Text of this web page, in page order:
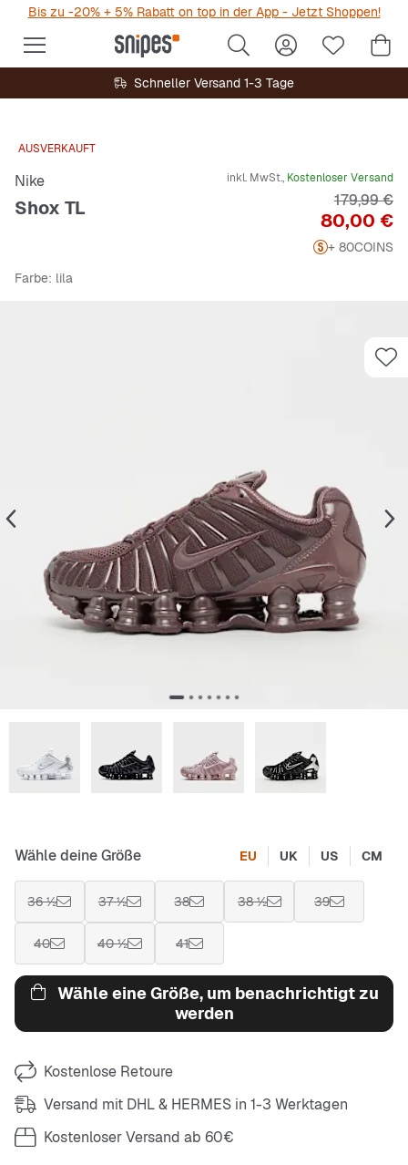
Bis zu -20% + 5% Rabatt on top in der App - Jetzt Shoppen!
Schneller Versand 1-3 Tage
AUSVERKAUFT
Nike
Shox TL
inkl. MwSt., Kostenloser Versand
Preis
80,00 €
179,99 €
+ 80COINS
Farbe: lila
Wähle deine Größe EU UK US CM
36 ½ 37 ½ 38 38 ½ 39
40 40 ½ 41
Wähle eine Größe, um benachrichtigt zu
werden
Kostenlose Retoure
Versand mit DHL & HERMES in 1-3 Werktagen
Kostenloser Versand ab 60€